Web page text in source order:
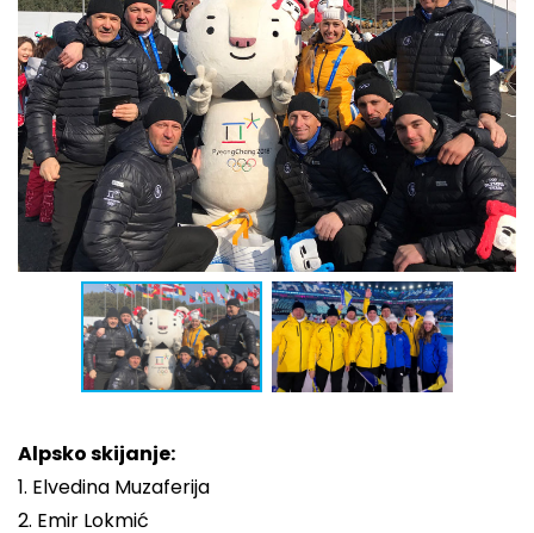
Alpsko skijanje:
1. Elvedina Muzaferija
2. Emir Lokmić